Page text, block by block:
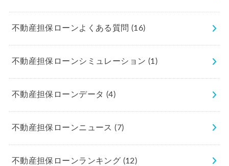
不動産担保ローンよくある質問(16)
不動産担保ローンシミュレーション (1)
不動産担保ローンデータ (4)
不動産担保ローンニュース(7)
不動産担保ローンランキング (12)